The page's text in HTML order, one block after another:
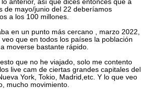
lo anterior, así que dices entonces que a
de mayo/junio del 22 deberíamos
a los 100 millones.
en un punto más cercano , marzo 2022,
veo que en todos los países la población
moverse bastante rápido.
que no he viajado, solo me contento
live cam de ciertas grandes capitales del
York, Tokio, Madrid,etc. Y lo que veo
mucho movimiento.